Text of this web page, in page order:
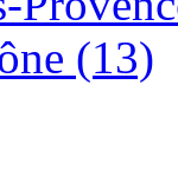
(13)